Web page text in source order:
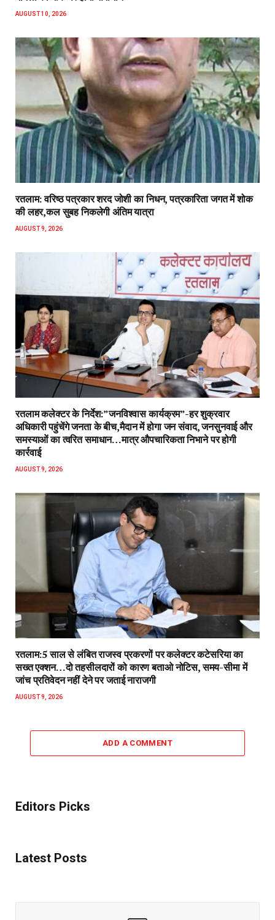
AUGUST 10, 2026
रतलाम: वरिष्ठ पत्रकार शरद जोशी का निधन, पत्रकारिता जगत में शोक
की लहर,कल सुबह निकलेगी अंतिम यात्रा
AUGUST 9, 2026
रतलाम कलेक्टर के निर्देश:”जनविश्वास कार्यक्रम”-हर शुक्रवार
अधिकारी पहुंचेंगे जनता के बीच,मैदान में होगा जन संवाद, जनसुनवाई और
समस्याओं का त्वरित समाधान…मात्र औपचारिकता निभाने पर होगी
कार्रवाई
AUGUST 9, 2026
रतलाम:5 साल से लंबित राजस्व प्रकरणों पर कलेक्टर कटेसरिया का
सख्त एक्शन…दो तहसीलदारों को कारण बताओ नोटिस, समय-सीमा में
जांच प्रतिवेदन नहीं देने पर जताई नाराजगी
AUGUST 9, 2026
ADD A COMMENT
Editors Picks
Latest Posts